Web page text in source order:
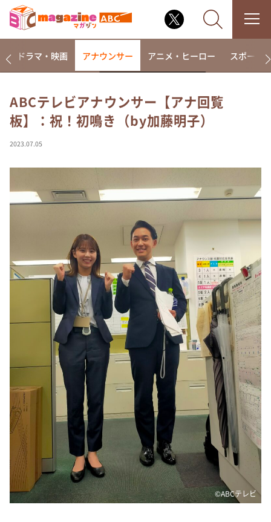
なるみ・岡村の過ぎるTV
相席食堂
～人生密着トークバラエティ！～ やすとものいたっ
て真剣です
探偵！ナイトスクープ
河合＆A.B.C-Z塚田×福井アナ「なんでやねん！？」
（news おかえり）
DAIGOも台所 ～きょうの献立 何にする？～
本日はダイアンなり！シーズン２
朝だ！生です旅サラダ
教えて！ニュースライブ 正義のミカタ
ＬＩＦＥ～夢のカタチ～
新婚さんいらっしゃい！
ポツンと一軒家
ザキ山小屋本館
ぺこぱのまるスポ
アナ回覧板
ドラマ・映画 アナウンサー アニメ・ヒーロー スポーツ
ABCテレビアナウンサー【アナ回覧
板】：祝！初鳴き（by加藤明子）
2023.07.05
©ABCテレビ